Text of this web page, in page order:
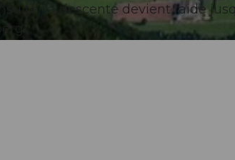
la descente devient raide